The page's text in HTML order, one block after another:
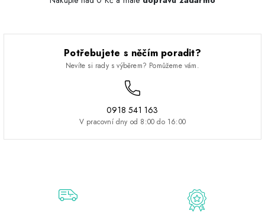
Potřebujete s něčím poradit?
Nevíte si rady s výběrem? Pomůžeme vám.
0918 541 163
V pracovní dny od 8:00 do 16:00